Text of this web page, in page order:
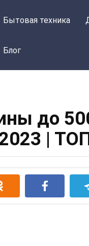
Бытовая техника
Блог
до
|